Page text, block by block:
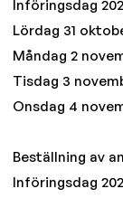
Införingsdag
Lördag 31
Måndag 2
Tisdag 3
Onsdag 4
Beställning av
Införingsdag